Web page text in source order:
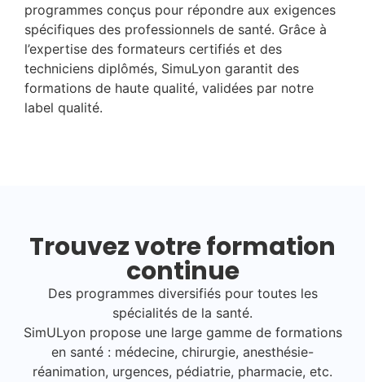
programmes conçus pour répondre aux exigences
spécifiques des professionnels de santé. Grâce à
l’expertise des formateurs certifiés et des
techniciens diplômés, SimuLyon garantit des
formations de haute qualité, validées par notre
label qualité.
Trouvez votre formation
continue
Des programmes diversifiés pour toutes les
spécialités de la santé.
SimULyon propose une large gamme de formations
en santé : médecine, chirurgie, anesthésie-
réanimation, urgences, pédiatrie, pharmacie, etc.